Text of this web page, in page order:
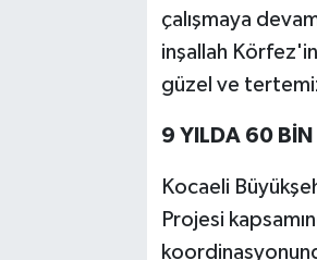
çalışmaya
inşallah
güzel ve
9 YILDA 60 BİN
Kocaeli
Projesi